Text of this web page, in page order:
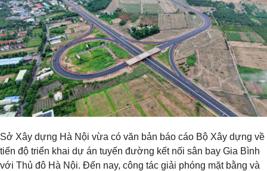
Sở Xây dựng Hà Nội vừa có văn bản báo cáo Bộ Xây dựng về
tiến độ triển khai dự án tuyến đường kết nối sân bay Gia Bình
với Thủ đô Hà Nội. Đến nay, công tác giải phóng mặt bằng và